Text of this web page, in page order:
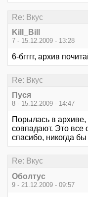
Re: Вкус
Kill_Bill
7 - 15.12.2009 - 13:28
6-бгггг, архив
Re: Вкус
Пуся
8 - 15.12.2009 - 14:47
Порылась в
совпадают. Это все
спасибо, никогда
Re: Вкус
Оболтус
9 - 21.12.2009 - 09:57